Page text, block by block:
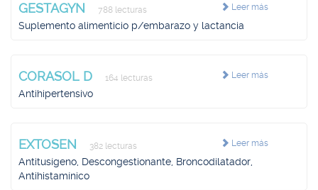
Leer más
GESTAGYN 788 lecturas
Suplemento alimenticio p/embarazo y lactancia
Leer más
CORASOL D 164 lecturas
Antihipertensivo
Leer más
EXTOSEN 382 lecturas
Antitusígeno, Descongestionante, Broncodilatador,
Antihistamínico